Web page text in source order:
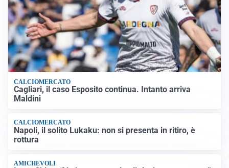
CALCIOMERCATO
Cagliari, il caso Esposito continua. Intanto arriva
Maldini
CALCIOMERCATO
Napoli, il solito Lukaku: non si presenta in ritiro, è
rottura
AMICHEVOLI